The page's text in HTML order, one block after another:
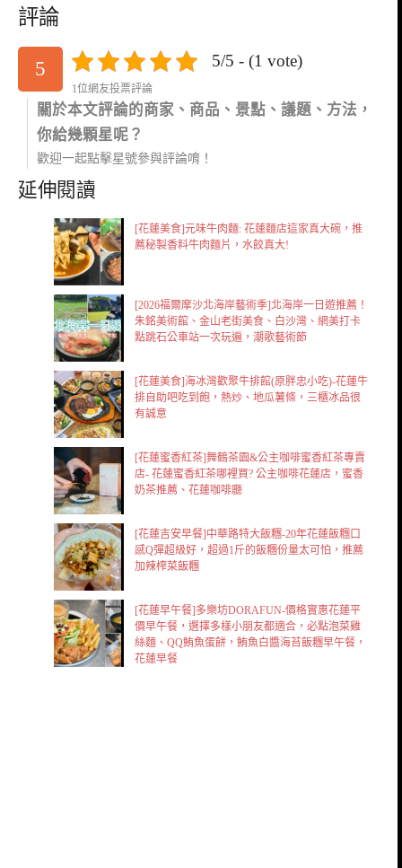
評論
5 5/5 - (1 vote)
1位網友投票評論
關於本文評論的商家、商品、景點、議題、方法，
你給幾顆星呢？
歡迎一起點擊星號參與評論唷！
延伸閱讀
[花蓮美食]元味牛肉麵: 花蓮麵店這家真大碗，推
薦秘製香料牛肉麵片，水餃真大!
[2026福爾摩沙北海岸藝術季]北海岸一日遊推薦！
朱銘美術館、金山老街美食、白沙灣、網美打卡
點跳石公車站一次玩遍，潮歌藝術節
[花蓮美食]海冰灣歡聚牛排館(原胖忠小吃)-花蓮牛
排自助吧吃到飽，熱炒、地瓜薯條，三櫃冰品很
有誠意
[花蓮蜜香紅茶]舞鶴茶園&公主咖啡蜜香紅茶專賣
店- 花蓮蜜香紅茶哪裡買? 公主咖啡花蓮店，蜜香
奶茶推薦、花蓮咖啡廳
[花蓮吉安早餐]中華路特大飯糰-20年花蓮飯糰口
感Q彈超級好，超過1斤的飯糰份量太可怕，推薦
加辣榨菜飯糰
[花蓮早午餐]多樂坊DORAFUN-價格實惠花蓮平
價早午餐，選擇多樣小朋友都適合，必點泡菜雞
絲麵、QQ鮪魚蛋餅，鮪魚白醬海苔飯糰早午餐，
花蓮早餐